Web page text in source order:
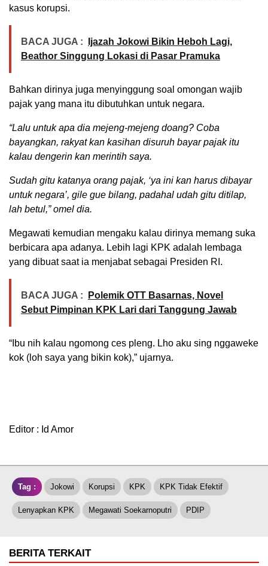
kasus korupsi.
BACA JUGA :
Ijazah Jokowi Bikin Heboh Lagi,
Beathor Singgung Lokasi di Pasar Pramuka
Bahkan dirinya juga menyinggung soal omongan wajib
pajak yang mana itu dibutuhkan untuk negara.
“Lalu untuk apa dia mejeng-mejeng doang? Coba
bayangkan, rakyat kan kasihan disuruh bayar pajak itu
kalau dengerin kan merintih saya.
Sudah gitu katanya orang pajak, ‘ya ini kan harus dibayar
untuk negara’, gile gue bilang, padahal udah gitu ditilap,
lah betul,” omel dia.
Megawati kemudian mengaku kalau dirinya memang suka
berbicara apa adanya. Lebih lagi KPK adalah lembaga
yang dibuat saat ia menjabat sebagai Presiden RI.
BACA JUGA :
Polemik OTT Basarnas, Novel
Sebut Pimpinan KPK Lari dari Tanggung Jawab
“Ibu nih kalau ngomong ces pleng. Lho aku sing nggaweke
kok (loh saya yang bikin kok),” ujarnya.
Editor : Id Amor
Tag : Jokowi Korupsi KPK KPK Tidak Efektif
Lenyapkan KPK Megawati Soekarnoputri PDIP
BERITA TERKAIT